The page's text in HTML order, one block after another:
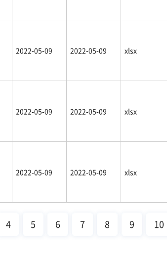
2022-05-09 2022-05-09 xlsx
2022-05-09 2022-05-09 xlsx
2022-05-09 2022-05-09 xlsx
4 5 6 7 8 9 10